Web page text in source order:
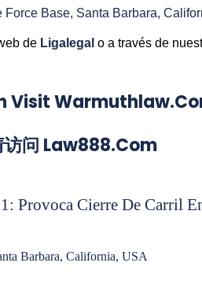
Force Base, Santa Barbara,
de Ligalegal o a través de
Visit
访问 Law888.com
Provoca Cierre De Carril
Barbara, California, USA